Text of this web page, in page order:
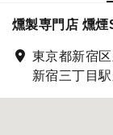
燻製専門店 燻
東京都新宿
新宿三丁目